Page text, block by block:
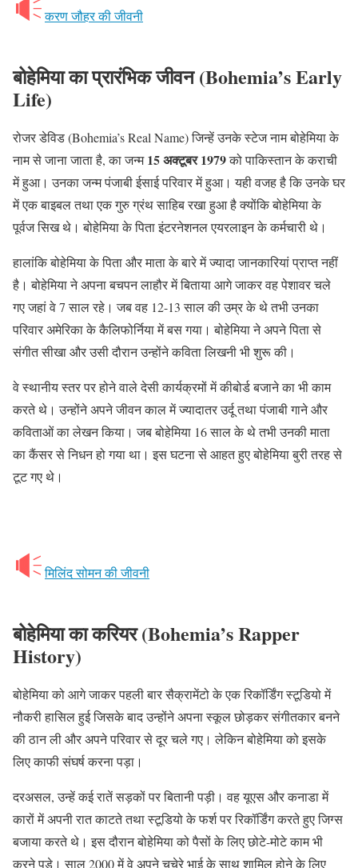
करण जौहर की जीवनी
बोहेमिया का प्रारंभिक जीवन (Bohemia’s Early
Life)
रोजर डेविड (Bohemia’s Real Name) जिन्हें उनके स्टेज नाम बोहेमिया के
नाम से जाना जाता है, का जन्म15 अक्टूबर 1979को पाकिस्तान के कराची
में हुआ। उनका जन्म पंजाबी ईसाई परिवार में हुआ। यही वजह है कि उनके घर
में एक बाइबल तथा एक गुरु ग्रंथ साहिब रखा हुआ है क्योंकि बोहेमिया के
पूर्वज सिख थे। बोहेमिया के पिता इंटरनेशनल एयरलाइन के कर्मचारी थे।
हालांकि बोहेमिया के पिता और माता के बारे में ज्यादा जानकारियां प्राप्त नहीं
है। बोहेमिया ने अपना बचपन लाहौर में बिताया आगे जाकर वह पेशावर चले
गए जहां वे 7 साल रहे। जब वह 12-13 साल की उम्र के थे तभी उनका
परिवार अमेरिका के कैलिफोर्निया में बस गया। बोहेमिया ने अपने पिता से
संगीत सीखा और उसी दौरान उन्होंने कविता लिखनी भी शुरू की।
वे स्थानीय स्तर पर होने वाले देसी कार्यक्रमों में कीबोर्ड बजाने का भी काम
करते थे। उन्होंने अपने जीवन काल में ज्यादातर उर्दू तथा पंजाबी गाने और
कविताओं का लेखन किया। जब बोहेमिया 16 साल के थे तभी उनकी माता
का कैंसर से निधन हो गया था। इस घटना से आहत हुए बोहेमिया बुरी तरह से
टूट गए थे।
मिलिंद सोमन की जीवनी
बोहेमिया का करियर (Bohemia’s Rapper
History)
बोहेमिया को आगे जाकर पहली बार सैक्रामेंटो के एक रिकॉर्डिंग स्टूडियो में
नौकरी हासिल हुई जिसके बाद उन्होंने अपना स्कूल छोड़कर संगीतकार बनने
की ठान ली और अपने परिवार से दूर चले गए। लेकिन बोहेमिया को इसके
लिए काफी संघर्ष करना पड़ा।
दरअसल, उन्हें कई रातें सड़कों पर बितानी पड़ी। वह यूएस और कनाडा में
कारों में अपनी रात काटते तथा स्टूडियो के फर्श पर रिकॉर्डिंग करते हुए जिग्स
बजाया करते थे। इस दौरान बोहेमिया को पैसों के लिए छोटे-मोटे काम भी
करने पड़े। साल 2000 में वे अपने चचेरे भाई के साथ शामिल होने के लिए